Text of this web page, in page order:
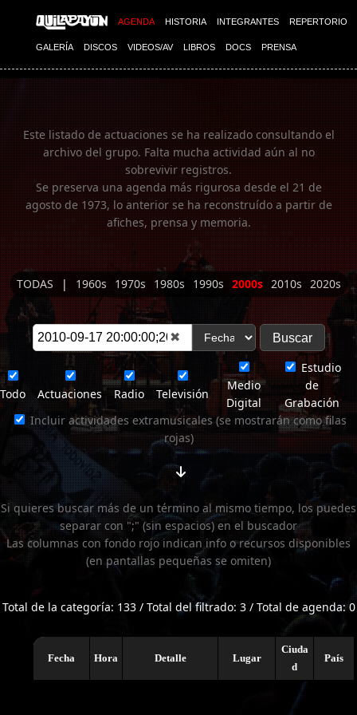
AGENDA HISTORIA INTEGRANTES REPERTORIO
GALERÍA DISCOS VIDEOS/AV LIBROS DOCS PRENSA
Imagen 01
Este listado de actuaciones se ha realizado consultando el
archivo del grupo. Falta mucha actividad aún al no
sobrevivir registros.
Se preserva una agenda más rigurosa desde el 21 de
agosto de 1973, lo anterior se ha reconstruído a partir de
afiches, prensa y memoria.
TODAS | 1960s 1970s 1980s 1990s 2000s 2010s 2020s
✖
Todo Actuaciones Radio Televisión
Medio
Digital
Estudio
de
Grabación
Incluir actividades extramusicales (se mostrarán como filas
rojas)
Si quieres buscar más de un término al mismo tiempo, los puedes
separar con ";" (sin espacios) en el buscador
Las columnas con fondo rojo indican info o recursos disponibles
(en pantallas pequeñas se omiten)
Total de la categoría: 133 / Total del filtrado: 3 / Total de agenda: 0
Fecha Hora Detalle Lugar
Ciuda
d
País